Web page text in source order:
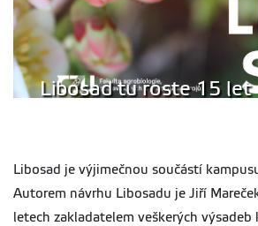
Libosad tu roste 15 let
Libosad je výjimečnou součástí
Autorem návrhu Libosadu je Jiří
letech zakladatelem veškerých